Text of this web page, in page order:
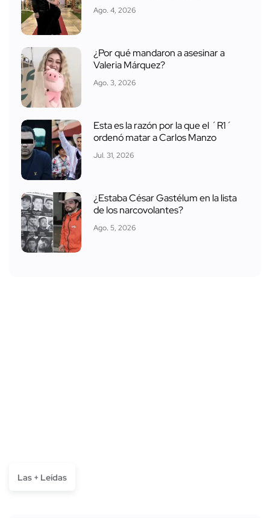
Ago. 4, 2026
¿Por qué mandaron a asesinar a
Valeria Márquez?
Ago. 3, 2026
Esta es la razón por la que el ´R1´
ordenó matar a Carlos Manzo
Jul. 31, 2026
¿Estaba César Gastélum en la lista
de los narcovolantes?
Ago. 5, 2026
Las + Leídas